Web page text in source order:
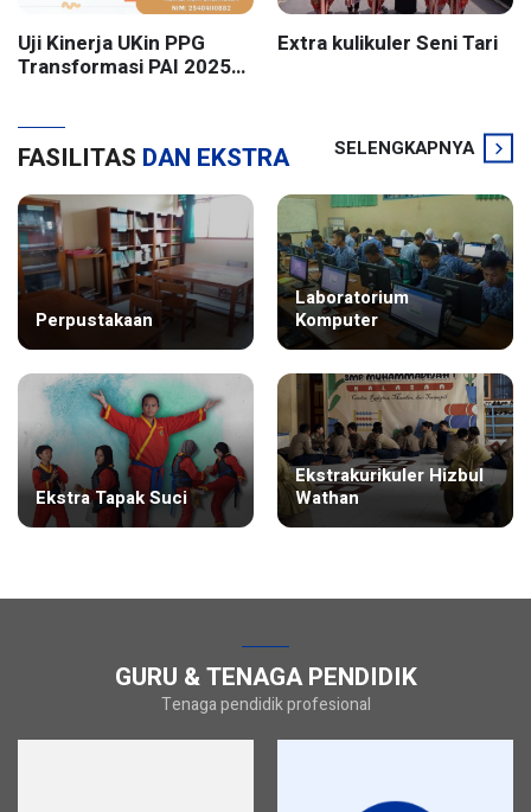
Uji Kinerja UKin PPG
Transformasi PAI 2025
Extra kulikuler Seni Tari
FASILITAS DAN EKSTRA SELENGKAPNYA
Perpustakaan
Laboratorium
Komputer
Ekstra Tapak Suci
Ekstrakurikuler Hizbul
Wathan
GURU & TENAGA PENDIDIK
Tenaga pendidik profesional